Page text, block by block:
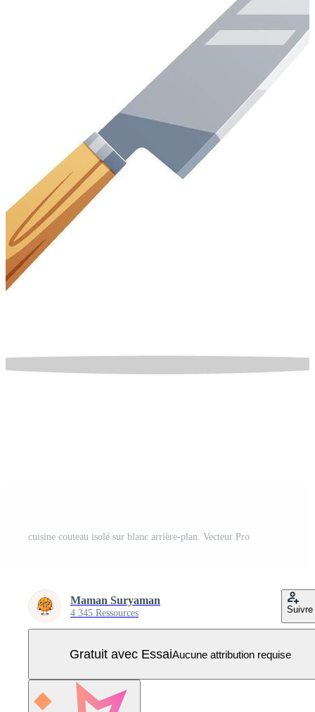
cuisine couteau isolé sur blanc arrière-plan. Vecteur Pro
Maman Suryaman
4 345 Ressources Suivre
Gratuit avec EssaiAucune attribution requise